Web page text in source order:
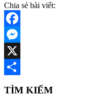
Chia sẻ bài viết:
Facebook
Messenger
X
Share
TÌM KIẾM